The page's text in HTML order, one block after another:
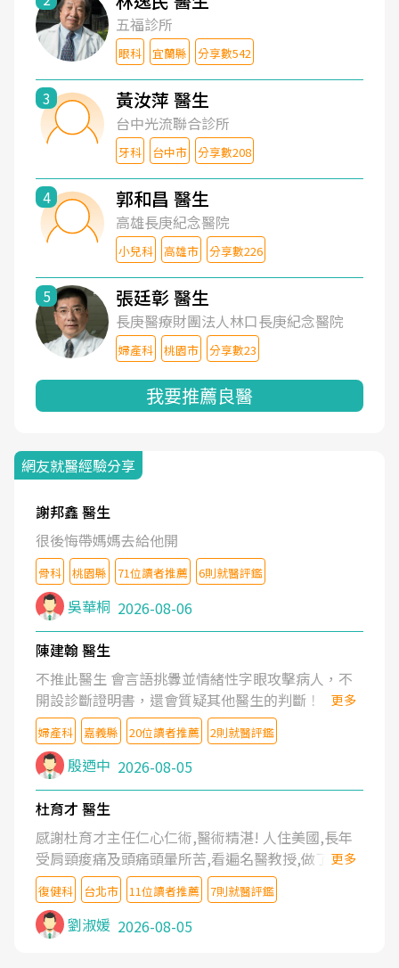
五福診所
眼科 宜蘭縣 分享數542
3 黃汝萍 醫生
台中光流聯合診所
牙科 台中市 分享數208
4 郭和昌 醫生
高雄長庚紀念醫院
小兒科 高雄市 分享數226
5 張廷彰 醫生
長庚醫療財團法人林口長庚紀念醫院
婦產科 桃園市 分享數23
我要推薦良醫
網友就醫經驗分享
謝邦鑫 醫生
很後悔帶媽媽去給他開
骨科 桃園縣 71位讀者推薦 6則就醫評鑑
吳華桐 2026-08-06
陳建翰 醫生
不推此醫生 會言語挑釁並情緒性字眼攻擊病人，不
開設診斷證明書，還會質疑其他醫生的判斷！
更多
婦產科 嘉義縣 20位讀者推薦 2則就醫評鑑
殷迺中 2026-08-05
杜育才 醫生
感謝杜育才主任仁心仁術,醫術精湛! 人住美國,長年
受肩頸痠痛及頭痛頭暈所苦,看遍名醫教授,做了各種
檢查,也嘗試過西醫打針,中醫針灸及物理徒手治療都
沒有用,後來連吃到嗎啡類止痛藥都效果有限,只是壓
症狀,沒多久就痛起來,多年失眠嚴重影響生活品質.
台灣親友介紹忠孝醫院杜育才主任是頸頭症候群專
更多
復健科 台北市 11位讀者推薦 7則就醫評鑑
劉淑媛 2026-08-05